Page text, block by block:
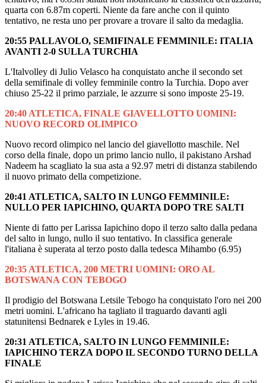
quarta con 6.87m coperti. Niente da fare anche con il quinto
tentativo, ne resta uno per provare a trovare il salto da medaglia.
20:55 PALLAVOLO, SEMIFINALE FEMMINILE: ITALIA
AVANTI 2-0 SULLA TURCHIA
L'Italvolley di Julio Velasco ha conquistato anche il secondo set
della semifinale di volley femminile contro la Turchia. Dopo aver
chiuso 25-22 il primo parziale, le azzurre si sono imposte 25-19.
20:40 ATLETICA, FINALE GIAVELLOTTO UOMINI:
NUOVO RECORD OLIMPICO
Nuovo record olimpico nel lancio del giavellotto maschile. Nel
corso della finale, dopo un primo lancio nullo, il pakistano Arshad
Nadeem ha scagliato la sua asta a 92.97 metri di distanza stabilendo
il nuovo primato della competizione.
20:41 ATLETICA, SALTO IN LUNGO FEMMINILE:
NULLO PER IAPICHINO, QUARTA DOPO TRE SALTI
Niente di fatto per Larissa Iapichino dopo il terzo salto dalla pedana
del salto in lungo, nullo il suo tentativo. In classifica generale
l'italiana è superata al terzo posto dalla tedesca Mihambo (6.95)
20:35 ATLETICA, 200 METRI UOMINI: ORO AL
BOTSWANA CON TEBOGO
Il prodigio del Botswana Letsile Tebogo ha conquistato l'oro nei 200
metri uomini. L'africano ha tagliato il traguardo davanti agli
statunitensi Bednarek e Lyles in 19.46.
20:31 ATLETICA, SALTO IN LUNGO FEMMINILE:
IAPICHINO TERZA DOPO IL SECONDO TURNO DELLA
FINALE